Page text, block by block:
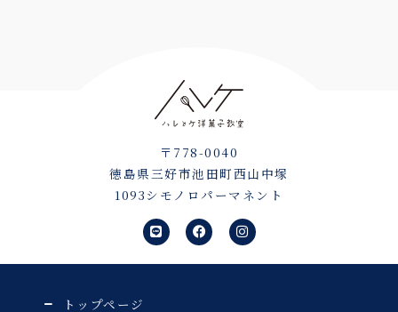
〒778-0040
徳島県三好市池田町西山中塚
1093シモノロパーマネント
L
i
n
e
F
a
c
e
I
n
s
t
トップページ